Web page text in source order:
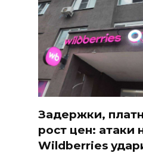
Задержки,
рост цен: атаки
Wildberries